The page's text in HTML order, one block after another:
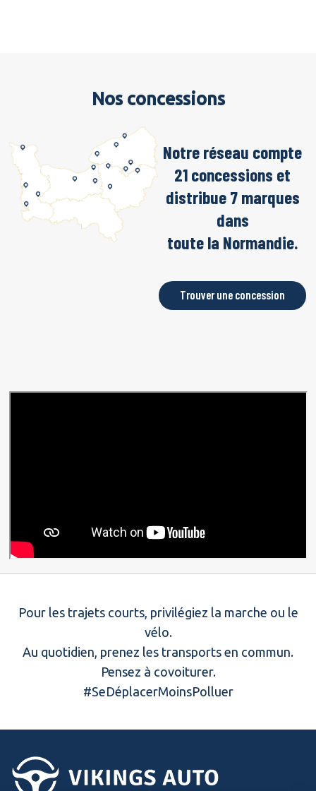
Nos concessions
Notre réseau compte
21 concessions et
distribue 7 marques
dans
toute la Normandie.
Trouver une concession
Pour les trajets courts, privilégiez la marche ou le
vélo.
Au quotidien, prenez les transports en commun.
Pensez à covoiturer.
#SeDéplacerMoinsPolluer